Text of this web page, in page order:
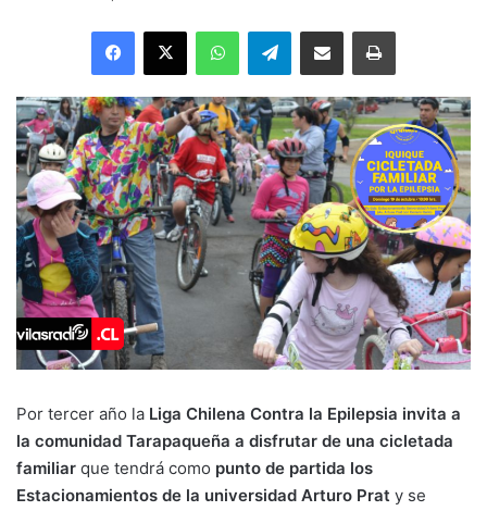
Facebook
X WhatsAppTelegramEnviar vía email Imprimir
Por tercer año la Liga Chilena Contra la Epilepsia invita a
la comunidad Tarapaqueña a disfrutar de una cicletada
familiar que tendrá como punto de partida los
Estacionamientos de la universidad Arturo Prat y se